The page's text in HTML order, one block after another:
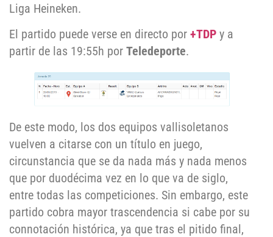
Liga Heineken.
El partido puede verse en directo por +TDP y a
partir de las 19:55h por Teledeporte.
De este modo, los dos equipos vallisoletanos
vuelven a citarse con un título en juego,
circunstancia que se da nada más y nada menos
que por duodécima vez en lo que va de siglo,
entre todas las competiciones. Sin embargo, este
partido cobra mayor trascendencia si cabe por su
connotación histórica, ya que tras el pitido final,